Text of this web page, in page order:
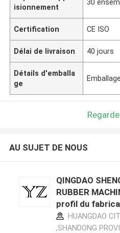
isionnement
30
Certification CE ISO
Délai de livraison 40 jours
Détails d'emballa
ge
AU SUJET DE NOUS
QINGDAO
RUBBER
profil du
HUANGDAO
,SHANDONG